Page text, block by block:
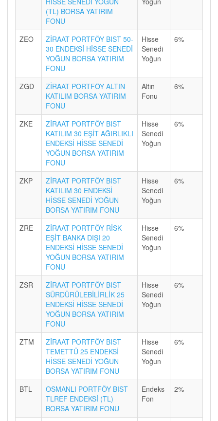
(TL) BORSA YATIRIM
FONU
ZEO
ZİRAAT PORTFÖY BIST 50-
30 ENDEKSİ HİSSE SENEDİ
YOĞUN BORSA YATIRIM
FONU
Hisse
Senedi
Yoğun
6%
ZGD
ZİRAAT PORTFÖY ALTIN
KATILIM BORSA YATIRIM
FONU
Altın
Fonu
6%
ZKE
ZİRAAT PORTFÖY BIST
KATILIM 30 EŞİT AĞIRLIKLI
ENDEKSİ HİSSE SENEDİ
YOĞUN BORSA YATIRIM
FONU
Hisse
Senedi
Yoğun
6%
ZKP
ZİRAAT PORTFÖY BIST
KATILIM 30 ENDEKSİ
HİSSE SENEDİ YOĞUN
BORSA YATIRIM FONU
Hisse
Senedi
Yoğun
6%
ZRE
ZİRAAT PORTFÖY RİSK
EŞİT BANKA DIŞI 20
ENDEKSİ HİSSE SENEDİ
YOĞUN BORSA YATIRIM
FONU
Hisse
Senedi
Yoğun
6%
ZSR
ZİRAAT PORTFÖY BIST
SÜRDÜRÜLEBİLİRLİK 25
ENDEKSİ HİSSE SENEDİ
YOĞUN BORSA YATIRIM
FONU
Hisse
Senedi
Yoğun
6%
ZTM
ZİRAAT PORTFÖY BIST
TEMETTÜ 25 ENDEKSİ
HİSSE SENEDİ YOĞUN
BORSA YATIRIM FONU
Hisse
Senedi
Yoğun
6%
BTL
OSMANLI PORTFÖY BIST
TLREF ENDEKSİ (TL)
BORSA YATIRIM FONU
Endeks
Fon
2%